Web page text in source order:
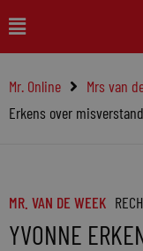
naar
inhoud
Main
Menu
Mr. Online Mrs van
Erkens over
MR. VAN DE WEEK
YVONNE